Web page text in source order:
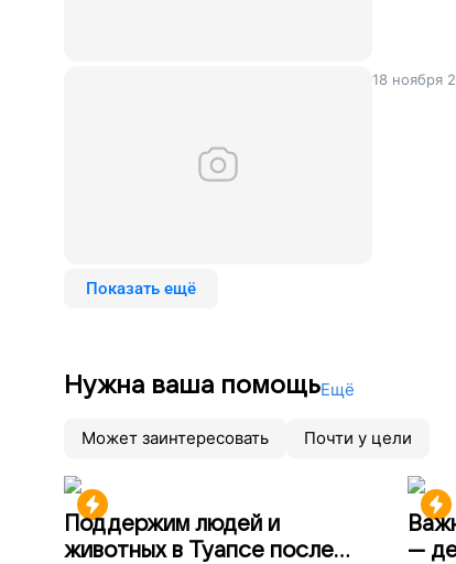
18 ноября
Показать ещё
Нужна ваша помощьЕщё
Может заинтересовать Почти у цели
Поддержим людей и
животных в Туапсе после
—